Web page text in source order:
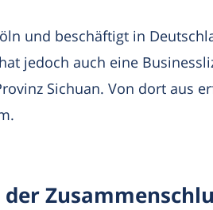
und beschäftigt in
jedoch auch eine
Sichuan. Von dort aus